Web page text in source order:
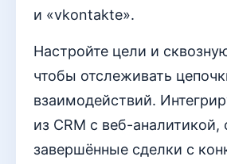
и «vkontakte».
Настройте цели и
чтобы отслеживать
взаимодействий.
из CRM с веб-аналитикой,
завершённые сделки с